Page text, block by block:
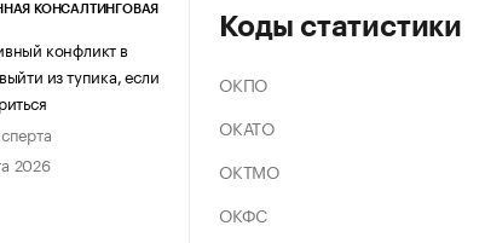
КОНСАЛТИНГОВАЯ
конфликт в
из тупика, если
2026
Коды статистики
ОКПО
ОКАТО
ОКТМО
ОКФС